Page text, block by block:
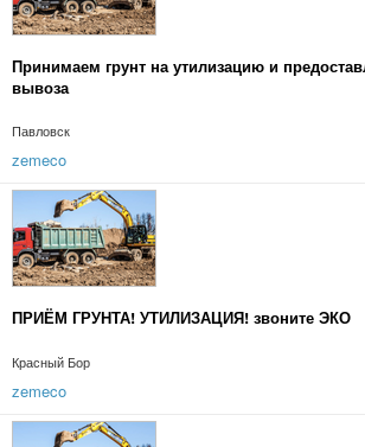
Принимаем грунт на утилизацию и
вывоза
Павловск
zemeco
ПРИЁМ ГРУНТА! УТИЛИЗАЦИЯ! звоните ЭКО
Красный Бор
zemeco